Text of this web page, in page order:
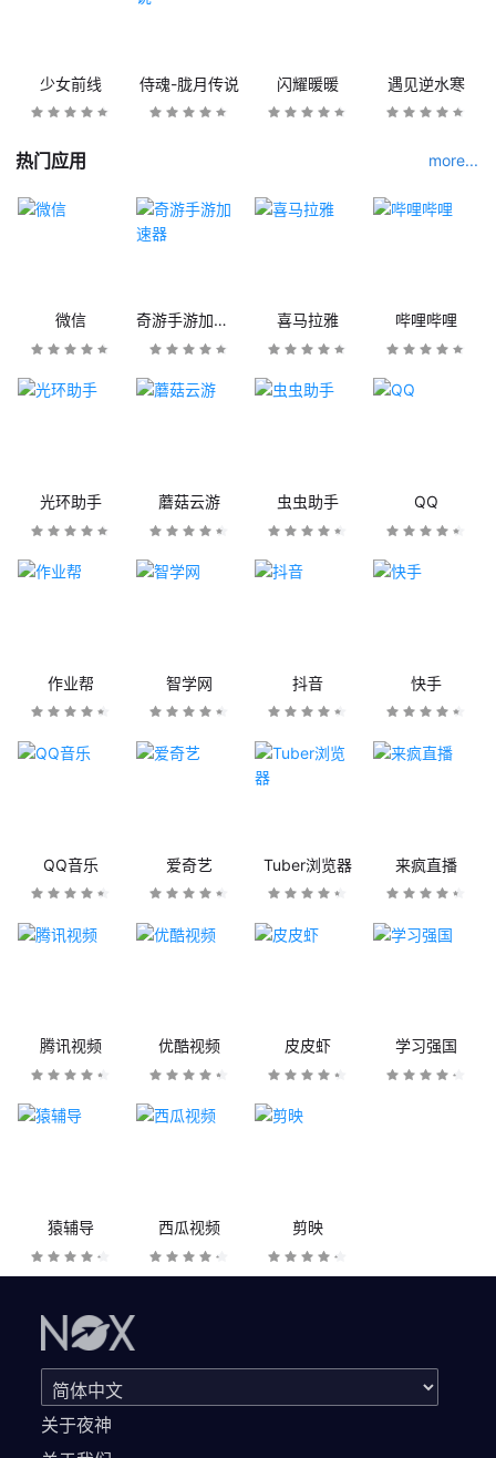
少女前线 侍魂-胧月传说 闪耀暖暖 遇见逆水寒
热门应用 more...
微信 奇游手游加速器 喜马拉雅 哔哩哔哩
光环助手 蘑菇云游 虫虫助手 QQ
作业帮 智学网 抖音 快手
QQ音乐 爱奇艺 Tuber浏览器 来疯直播
腾讯视频 优酷视频 皮皮虾 学习强国
猿辅导 西瓜视频 剪映
关于夜神